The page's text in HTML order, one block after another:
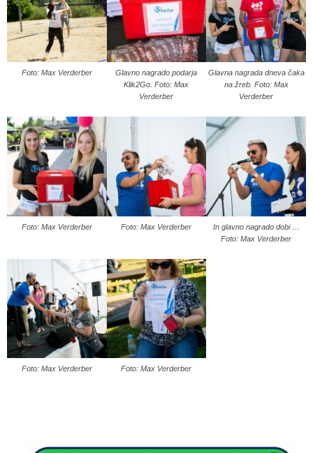
Foto: Max Verderber
Glavno nagrado podarja
Klik2Go. Foto: Max
Verderber
Glavna nagrada dneva čaka
na žreb. Foto: Max
Verderber
Foto: Max Verderber Foto: Max Verderber
In glavno nagrado dobi …
Foto: Max Verderber
Foto: Max Verderber Foto: Max Verderber